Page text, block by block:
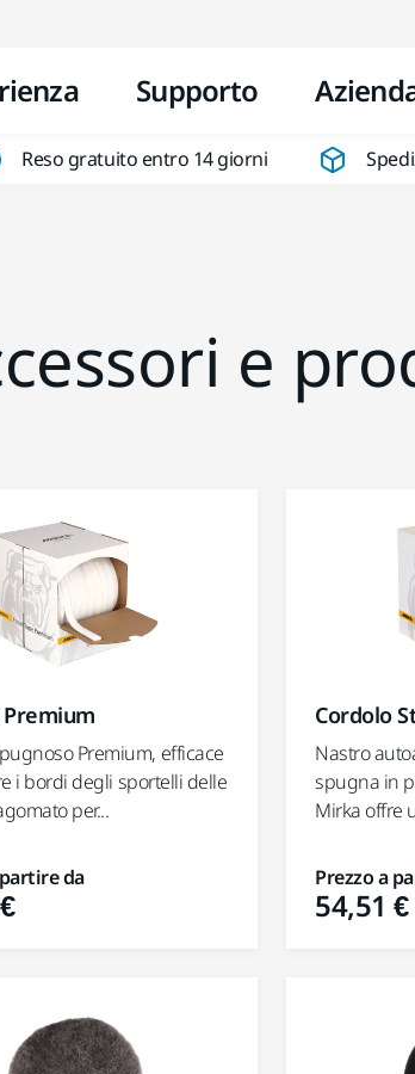
Supporto
Reso gratuito entro 14 giorni
e
Premium, efficace
i bordi degli sportelli delle
per...
da
Cordolo
Nastro
spugna in
Mirka offre
Prezzo a
54,51 €